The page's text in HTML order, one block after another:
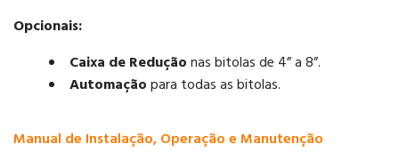
Opcionais:
Caixa de Reduçãonas bitolas de 4” a 8”.
Automaçãopara todas as bitolas.
Manual de Instalação, Operação e Manutenção